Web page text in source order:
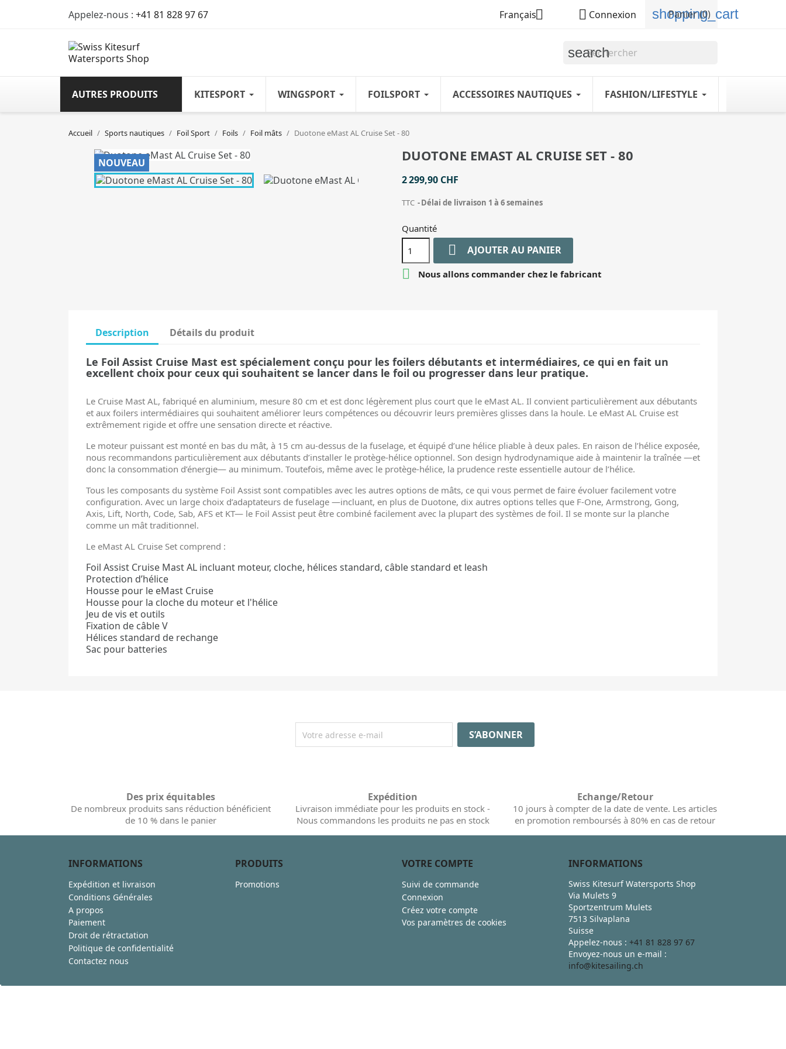
Appelez-nous : +41 81 828 97 67 Français  Connexion shopping_cart
Panier(0)
search
AUTRES PRODUITS KITESPORT WINGSPORT FOILSPORT ACCESSOIRES NAUTIQUES FASHION/LIFESTYLE
Accueil Sports nautiques Foil Sport Foils Foil mâts Duotone eMast AL Cruise Set - 80
NOUVEAU DUOTONE EMAST AL CRUISE SET - 80
2 299,90 CHF
TTC Délai de livraison 1 à 6 semaines
Quantité
 AJOUTER AU PANIER
 Nous allons commander chez le fabricant
Description Détails du produit
Le Foil Assist Cruise Mast est spécialement conçu pour les foilers débutants et intermédiaires, ce qui en fait un
excellent choix pour ceux qui souhaitent se lancer dans le foil ou progresser dans leur pratique.
Le Cruise Mast AL, fabriqué en aluminium, mesure 80 cm et est donc légèrement plus court que le eMast AL. Il convient particulièrement aux débutants
et aux foilers intermédiaires qui souhaitent améliorer leurs compétences ou découvrir leurs premières glisses dans la houle. Le eMast AL Cruise est
extrêmement rigide et offre une sensation directe et réactive.
Le moteur puissant est monté en bas du mât, à 15 cm au-dessus de la fuselage, et équipé d’une hélice pliable à deux pales. En raison de l’hélice exposée,
nous recommandons particulièrement aux débutants d’installer le protège-hélice optionnel. Son design hydrodynamique aide à maintenir la traînée —et
donc la consommation d’énergie— au minimum. Toutefois, même avec le protège-hélice, la prudence reste essentielle autour de l’hélice.
Tous les composants du système Foil Assist sont compatibles avec les autres options de mâts, ce qui vous permet de faire évoluer facilement votre
configuration. Avec un large choix d’adaptateurs de fuselage —incluant, en plus de Duotone, dix autres options telles que F-One, Armstrong, Gong,
Axis, Lift, North, Code, Sab, AFS et KT— le Foil Assist peut être combiné facilement avec la plupart des systèmes de foil. Il se monte sur la planche
comme un mât traditionnel.
Le eMast AL Cruise Set comprend :
Foil Assist Cruise Mast AL incluant moteur, cloche, hélices standard, câble standard et leash
Protection d’hélice
Housse pour le eMast Cruise
Housse pour la cloche du moteur et l'hélice
Jeu de vis et outils
Fixation de câble V
Hélices standard de rechange
Sac pour batteries
Des prix équitables
De nombreux produits sans réduction bénéficient
de 10 % dans le panier
Expédition
Livraison immédiate pour les produits en stock -
Nous commandons les produits ne pas en stock
Echange/Retour
10 jours à compter de la date de vente. Les articles
en promotion remboursés à 80% en cas de retour
INFORMATIONS
Expédition et livraison
Conditions Générales
A propos
Paiement
Droit de rétractation
Politique de confidentialité
Contactez nous
PRODUITS
Promotions
VOTRE COMPTE
Suivi de commande
Connexion
Créez votre compte
Vos paramètres de cookies
INFORMATIONS
Swiss Kitesurf Watersports Shop
Via Mulets 9
Sportzentrum Mulets
7513 Silvaplana
Suisse
Appelez-nous : +41 81 828 97 67
Envoyez-nous un e-mail :
info@kitesailing.ch